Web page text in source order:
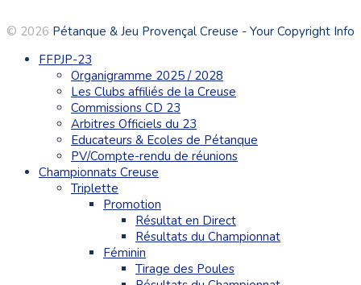
© 2026 Pétanque & Jeu Provençal Creuse - Your Copyright Info
FFPJP-23
Organigramme 2025 / 2028
Les Clubs affiliés de la Creuse
Commissions CD 23
Arbitres Officiels du 23
Educateurs & Ecoles de Pétanque
PV/Compte-rendu de réunions
Championnats Creuse
Triplette
Promotion
Résultat en Direct
Résultats du Championnat
Féminin
Tirage des Poules